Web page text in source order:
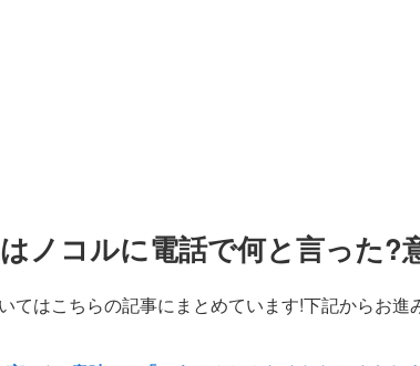
はノコルに電話で何と言った
てはこちらの記事にまとめています!下記からお進